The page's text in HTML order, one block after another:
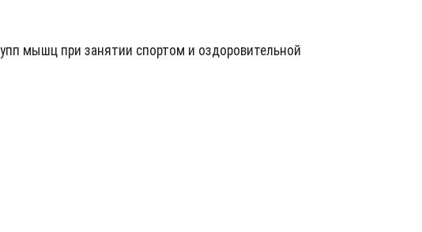
мышц при занятии спортом и оздоровительной